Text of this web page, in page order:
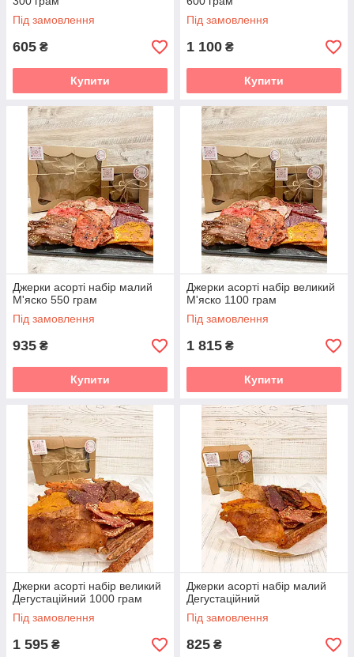
Під замовлення
605 ₴
Купити
Під замовлення
1 100 ₴
Купити
Джерки асорті набір малий
М'яско 550 грам
Під замовлення
935 ₴
Купити
Джерки асорті набір великий
М'яско 1100 грам
Під замовлення
1 815 ₴
Купити
Джерки асорті набір великий
Дегустаційний 1000 грам
Під замовлення
1 595 ₴
Джерки асорті набір малий
Дегустаційний
Під замовлення
825 ₴